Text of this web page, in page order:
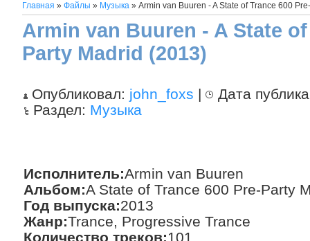
Главная » Файлы » Музыка » Armin van Buuren - A State of Trance 600
Armin van Buuren - A State of
Party Madrid (2013)
Опубликовал: john_foxs |
Дата
Раздел: Музыка
Исполнитель:Armin van Buuren
Альбом:A State of Trance 600 Pre-Party
Год выпуска:2013
Жанр:Trance, Progressive Trance
Количество треков:101